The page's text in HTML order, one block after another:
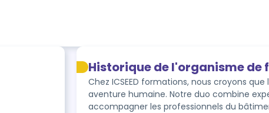
Historique de l'organisme de
Chez ICSEED formations, nous croyons
aventure humaine. Notre duo combine
accompagner les professionnels du